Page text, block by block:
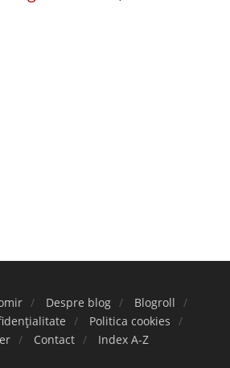
Despre blog
Blogroll
Politica cookies
Contact Index A-Z